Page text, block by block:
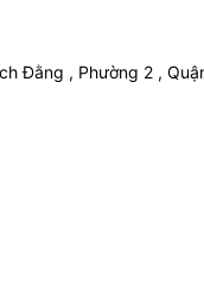
Đằng , Phường 2 ,